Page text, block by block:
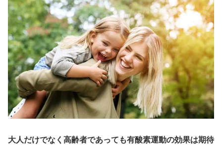
大人だけでなく高齢者であっても有酸素運動の効果は期待